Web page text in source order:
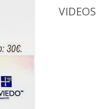
VIDEOS